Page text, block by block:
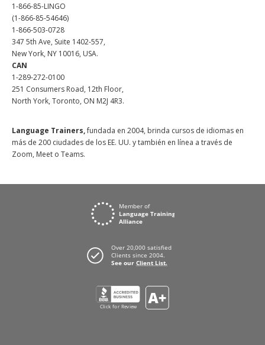
1-866-85-LINGO
(1-866-85-54646)
1-866-503-0728
347 5th Ave, Suite 1402-557,
New York, NY 10016, USA.
CAN
1-289-272-0100
251 Consumers Road, 12th Floor,
North York, Toronto, ON M2J 4R3.
Language Trainers,fundada en 2004, brinda cursos de idiomas en
más de 200 ciudades de los EE. UU. y también en línea a través de
Zoom, Meet o Teams.